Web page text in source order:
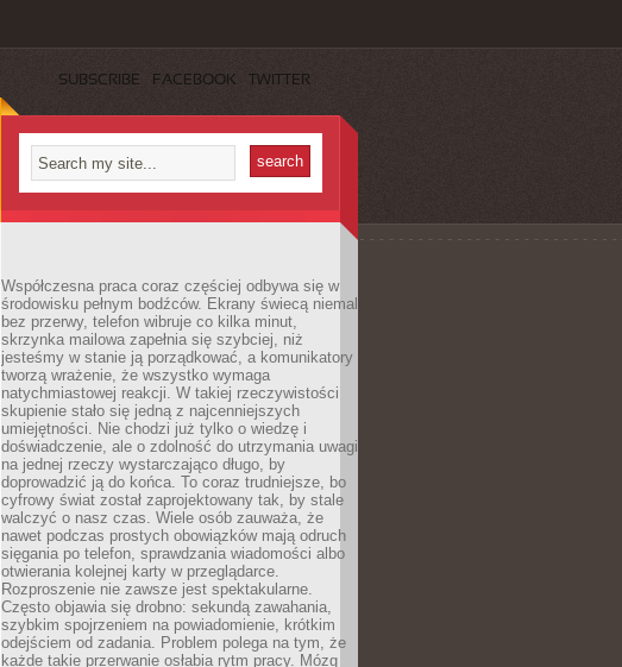
SUBSCRIBE FACEBOOK TWITTER
Współczesna praca coraz częściej odbywa się w
środowisku pełnym bodźców. Ekrany świecą niemal
bez przerwy, telefon wibruje co kilka minut,
skrzynka mailowa zapełnia się szybciej, niż
jesteśmy w stanie ją porządkować, a komunikatory
tworzą wrażenie, że wszystko wymaga
natychmiastowej reakcji. W takiej rzeczywistości
skupienie stało się jedną z najcenniejszych
umiejętności. Nie chodzi już tylko o wiedzę i
doświadczenie, ale o zdolność do utrzymania uwagi
na jednej rzeczy wystarczająco długo, by
doprowadzić ją do końca. To coraz trudniejsze, bo
cyfrowy świat został zaprojektowany tak, by stale
walczyć o nasz czas. Wiele osób zauważa, że
nawet podczas prostych obowiązków mają odruch
sięgania po telefon, sprawdzania wiadomości albo
otwierania kolejnej karty w przeglądarce.
Rozproszenie nie zawsze jest spektakularne.
Często objawia się drobno: sekundą zawahania,
szybkim spojrzeniem na powiadomienie, krótkim
odejściem od zadania. Problem polega na tym, że
każde takie przerwanie osłabia rytm pracy. Mózg